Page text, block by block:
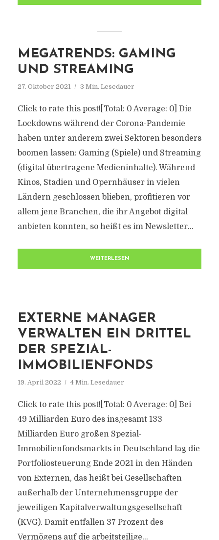
MEGATRENDS: GAMING
UND STREAMING
27. Oktober 2021 3 Min. Lesedauer
Click to rate this post![Total: 0 Average: 0] Die
Lockdowns während der Corona-Pandemie
haben unter anderem zwei Sektoren besonders
boomen lassen: Gaming (Spiele) und Streaming
(digital übertragene Medieninhalte). Während
Kinos, Stadien und Opernhäuser in vielen
Ländern geschlossen blieben, profitieren vor
allem jene Branchen, die ihr Angebot digital
anbieten konnten, so heißt es im Newsletter...
WEITERLESEN
EXTERNE MANAGER
VERWALTEN EIN DRITTEL
DER SPEZIAL-
IMMOBILIENFONDS
19. April 2022 4 Min. Lesedauer
Click to rate this post![Total: 0 Average: 0] Bei
49 Milliarden Euro des insgesamt 133
Milliarden Euro großen Spezial-
Immobilienfondsmarkts in Deutschland lag die
Portfoliosteuerung Ende 2021 in den Händen
von Externen, das heißt bei Gesellschaften
außerhalb der Unternehmensgruppe der
jeweiligen Kapitalverwaltungsgesellschaft
(KVG). Damit entfallen 37 Prozent des
Vermögens auf die arbeitsteilige...